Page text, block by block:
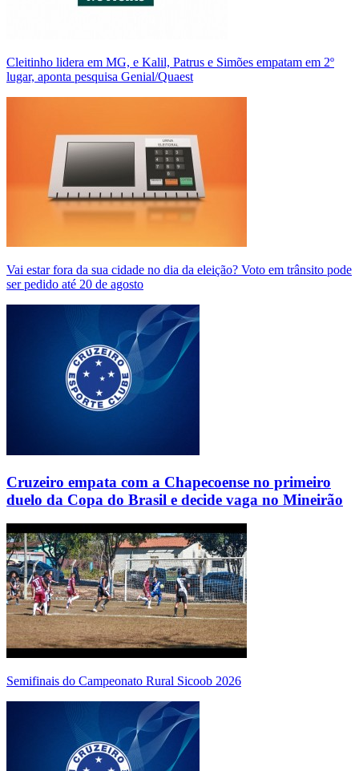
Cleitinho lidera em MG, e Kalil, Patrus e Simões empatam em 2º
lugar, aponta pesquisa Genial/Quaest
Vai estar fora da sua cidade no dia da eleição? Voto em trânsito pode
ser pedido até 20 de agosto
Cruzeiro empata com a Chapecoense no primeiro
duelo da Copa do Brasil e decide vaga no Mineirão
Semifinais do Campeonato Rural Sicoob 2026